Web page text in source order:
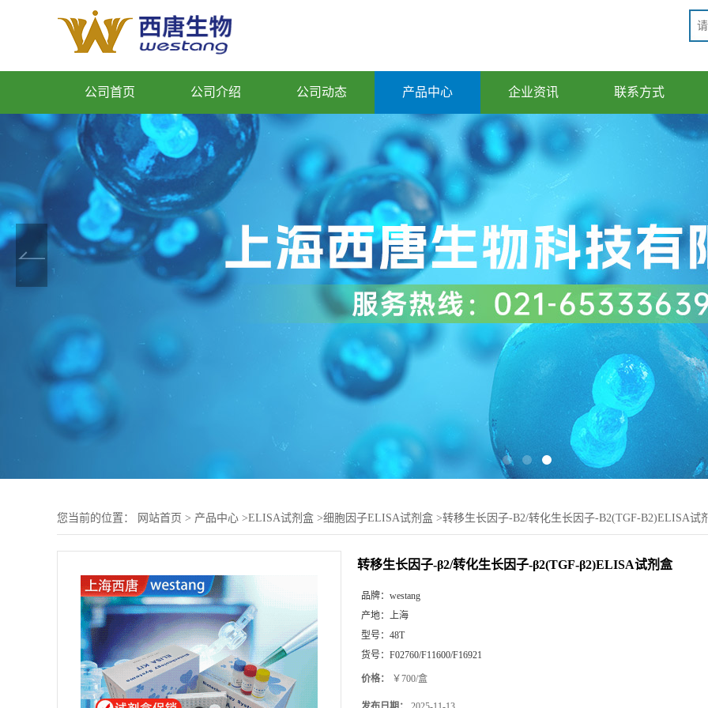
公司首页 公司介绍 公司动态 产品中心 企业资讯 联系方式
您当前的位置： 网站首页 > 产品中心 >ELISA试剂盒 >细胞因子ELISA试剂盒 >转移生长因子-Β2/转化生长因子-Β2(TGF-Β2)ELISA试
转移生长因子-β2/转化生长因子-β2(TGF-β2)ELISA试剂盒
品牌： westang
产地： 上海
型号： 48T
货号： F02760/F11600/F16921
价格： ￥700/盒